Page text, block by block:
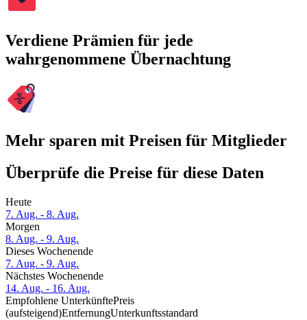
Verdiene Prämien für jede
wahrgenommene Übernachtung
Mehr sparen mit Preisen für Mitglieder
Überprüfe die Preise für diese Daten
Heute
7. Aug. - 8. Aug.
Morgen
8. Aug. - 9. Aug.
Dieses Wochenende
7. Aug. - 9. Aug.
Nächstes Wochenende
14. Aug. - 16. Aug.
Empfohlene UnterkünftePreis
(aufsteigend)EntfernungUnterkunftsstandard